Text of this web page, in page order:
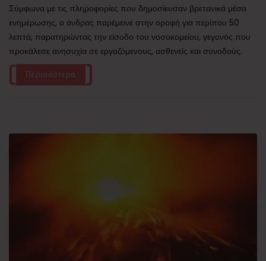
Σύμφωνα με τις πληροφορίες που δημοσίευσαν βρετανικά μέσα
ενημέρωσης, ο άνδρας παρέμεινε στην οροφή για περίπου 50
λεπτά, παρατηρώντας την είσοδο του νοσοκομείου, γεγονός που
προκάλεσε ανησυχία σε εργαζόμενους, ασθενείς και συνοδούς.
Περισσότερα